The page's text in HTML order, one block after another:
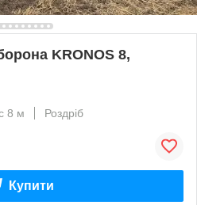
KRONOS 8,
8 м
Роздріб
Купити